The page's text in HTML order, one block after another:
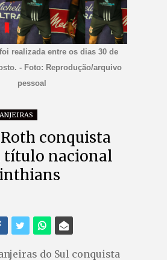
realizada entre os dias 30 de
- Foto: Reprodução/arquivo
pessoal
conquista
título nacional
do Sul conquista